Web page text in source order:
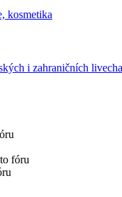
kosmetika
i zahraničních
fóru